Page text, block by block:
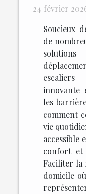
24 février
Soucieux
de
escaliers
innovante
les
comment
vie
accessible
confort et
Faciliter la
domicile